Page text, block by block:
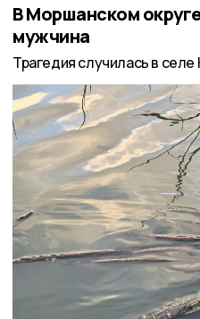
В Моршанском
мужчина
Трагедия случилась в